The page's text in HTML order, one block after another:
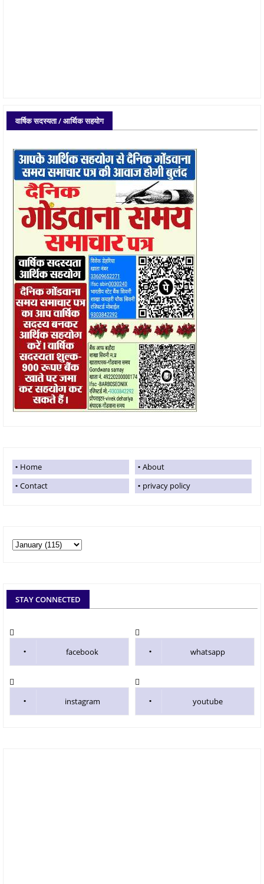
वार्षिक सदस्यता / आर्थिक सहयोग
Home
About
Contact
privacy policy
STAY CONNECTED
facebook whatsapp
instagram youtube